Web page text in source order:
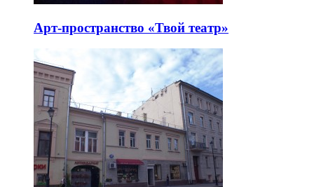
Арт-пространство «Твой театр»